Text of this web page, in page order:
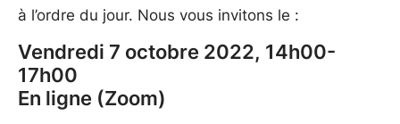
à l’ordre du jour. Nous vous invitons le :
Vendredi 7 octobre 2022, 14h00-
17h00
En ligne (Zoom)